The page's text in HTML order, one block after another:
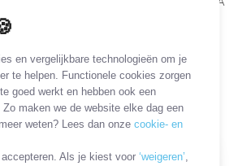
en vergelijkbare technologieën om je
te helpen. Functionele cookies zorgen
goed werkt en hebben ook een
maken we de website elke dag een
weten? Lees dan onzecookie- en
accepteren. Als je kiest voor‘weigeren’,
modules
SORTEER OP